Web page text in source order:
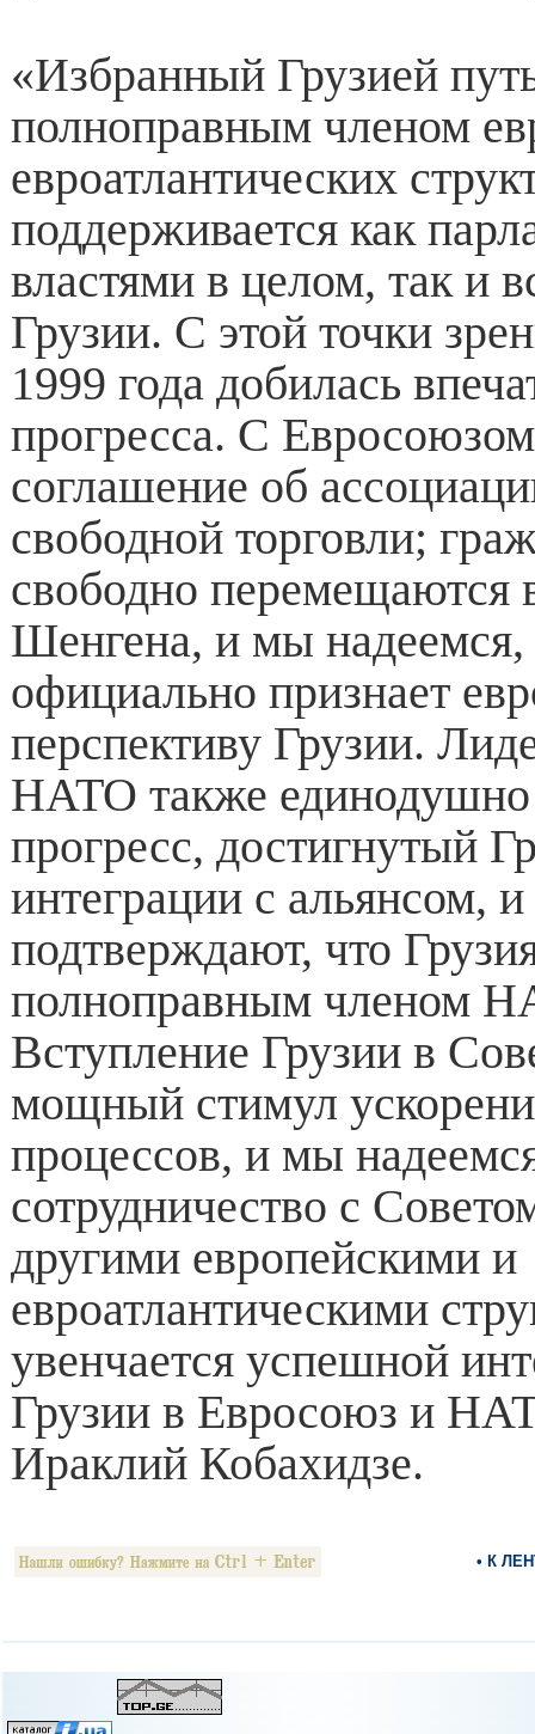
«Избранный Грузией
полноправным членом
евроатлантических
поддерживается как
властями в целом, так и
Грузии. С этой точки
1999 года добилась
прогресса. С
соглашение об
свободной торговли;
свободно перемещаются
Шенгена, и мы
официально признает
перспективу Грузии.
НАТО также
прогресс, достигнутый
интеграции с альянсом,
подтверждают, что
полноправным членом
Вступление Грузии в
мощный стимул
процессов, и мы
сотрудничество с
другими европейскими и
евроатлантическими
увенчается успешной
Грузии в Евросоюз и
Ираклий Кобахидзе.
• К